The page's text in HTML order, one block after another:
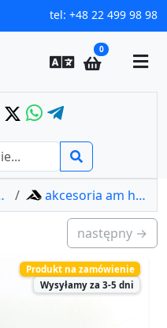
tel: +48 22 499 98 98
0
akcesoria am haczyk m4
następny →
Produkt na zamówienie
Wysyłamy za 3-5 dni